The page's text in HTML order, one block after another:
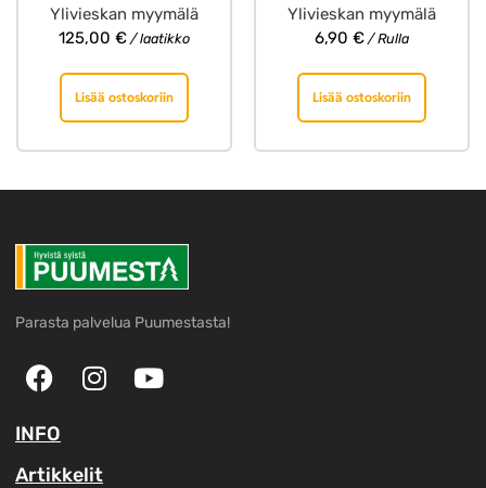
Ylivieskan myymälä
125,00 € / laatikko
Lisää ostoskoriin
Ylivieskan myymälä
6,90 € / Rulla
Lisää ostoskoriin
Parasta palvelua Puumestasta!
INFO
Artikkelit